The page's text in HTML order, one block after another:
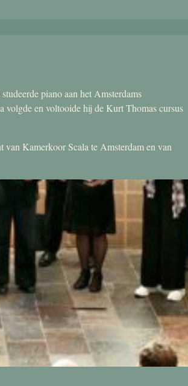
piano aan het Amsterdams
volgde en voltooide hij de Kurt Thomas cursus
van Kamerkoor Scala te Amsterdam en van